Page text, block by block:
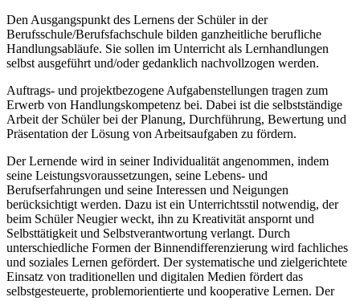
Den Ausgangspunkt des Lernens der Schüler in der
Berufsschule/Berufsfachschule bilden ganzheitliche berufliche
Handlungsabläufe. Sie sollen im Unterricht als Lernhandlungen
selbst ausgeführt und/oder gedanklich nachvollzogen werden.
Auftrags- und projektbezogene Aufgabenstellungen tragen zum
Erwerb von Handlungskompetenz bei. Dabei ist die selbstständige
Arbeit der Schüler bei der Planung, Durchführung, Bewertung und
Präsentation der Lösung von Arbeitsaufgaben zu fördern.
Der Lernende wird in seiner Individualität angenommen, indem
seine Leistungsvoraussetzungen, seine Lebens- und
Berufserfahrungen und seine Interessen und Neigungen
berücksichtigt werden. Dazu ist ein Unterrichtsstil notwendig, der
beim Schüler Neugier weckt, ihn zu Kreativität anspornt und
Selbsttätigkeit und Selbstverantwortung verlangt. Durch
unterschiedliche Formen der Binnendifferenzierung wird fachliches
und soziales Lernen gefördert. Der systematische und zielgerichtete
Einsatz von traditionellen und digitalen Medien fördert das
selbstgesteuerte, problemorientierte und kooperative Lernen. Der